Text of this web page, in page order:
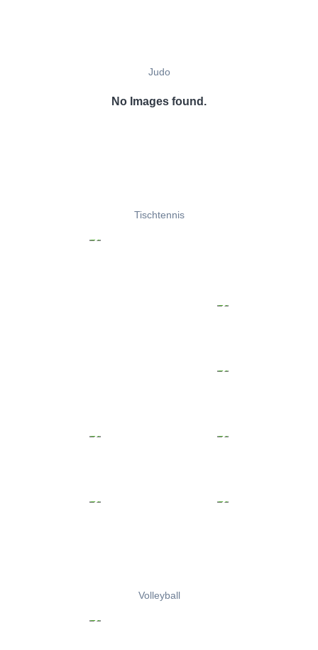
Judo
No Images found.
Tischtennis
Volleyball